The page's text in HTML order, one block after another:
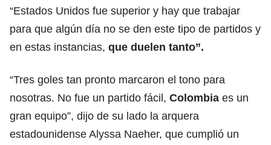
“Estados Unidos fue superior y hay que trabajar
para que algún día no se den este tipo de partidos y
en estas instancias, que duelen tanto”.
“Tres goles tan pronto marcaron el tono para
nosotras. No fue un partido fácil, Colombia es un
gran equipo”, dijo de su lado la arquera
estadounidense Alyssa Naeher, que cumplió un